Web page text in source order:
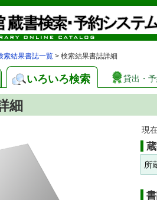
索結果書誌一覧 > 検索結果書誌詳細
いろいろ検索 貸出・
細
現
所